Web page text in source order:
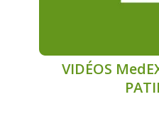
VIDÉOS